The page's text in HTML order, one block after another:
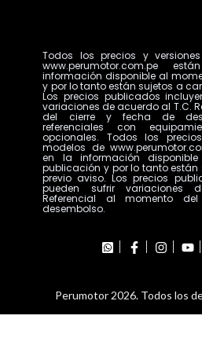
Todos los precios y
www.perumotor.com.pe
información disponible al
y por lo tanto están sujetos a
Los precios publicados
variaciones de acuerdo al T.C.
del cierre y fecha de
referenciales con
opcionales. Todos los
modelos de
en la información
publicación y por lo tanto
previo aviso. Los precios
pueden sufrir variaciones
Referencial al momento
desembolso.
Perumotor 2026. Todos los